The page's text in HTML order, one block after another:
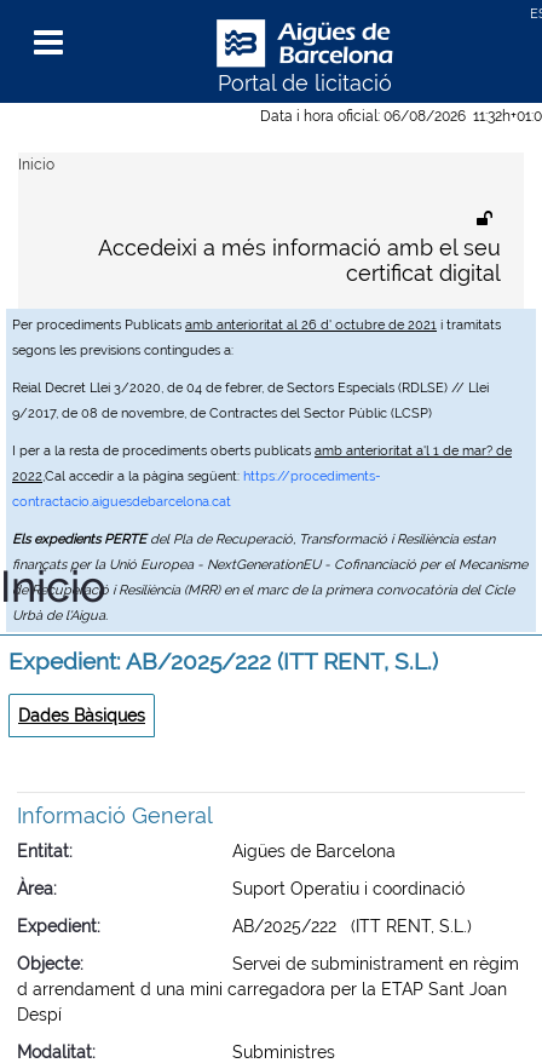
Data i hora oficial: 06/08/2026 11:32h
Per procediments Publicats amb anterioritat al 26 d' octubre de 2021 i tramitats
segons les previsions contingudes a:
Reial Decret Llei 3/2020, de 04 de febrer, de Sectors Especials (RDLSE) // Llei
9/2017, de 08 de novembre, de Contractes del Sector Públic (LCSP)
I per a la resta de procediments oberts publicats amb anterioritat a'l 1 de mar? de
2022,Cal accedir a la pàgina següent: https://procediments-
contractacio.aiguesdebarcelona.cat
Els expedients PERTEdel Pla de Recuperació, Transformació i Resiliència estan
finançats per la Unió Europea - NextGenerationEU - Cofinanciació per el Mecanisme
de Recuperació i Resiliència (MRR) en el marc de la primera convocatòria del Cicle
Urbà de l'Aigua.
Portal de licitació
Menu
Accedeixi a més informació amb el seu
certificat digital
Inicio
Inicio
Expedient: AB/2025/222 (ITT RENT, S.L.)
Dades Bàsiques
Informació General
Entitat
Aigües de Barcelona
Àrea
Suport Operatiu i coordinació
Expedient
AB/2025/222 (ITT RENT, S.L.)
Objecte
Servei de subministrament en règim
d arrendament d una mini carregadora per la ETAP Sant Joan
Despí
Modalitat
Subministres